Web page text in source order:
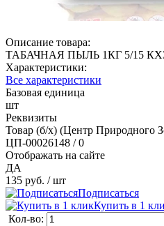
Описание товара:
ТАБАЧНАЯ ПЫЛЬ 1КГ 5/15
Характеристики:
Все характеристики
Базовая единица
шт
Реквизиты
Товар (б/х) (Центр Природного
ЦП-00026148 / 0
Отображать на сайте
ДА
135 руб. / шт
Подписаться
Купить в 1
Кол-во: